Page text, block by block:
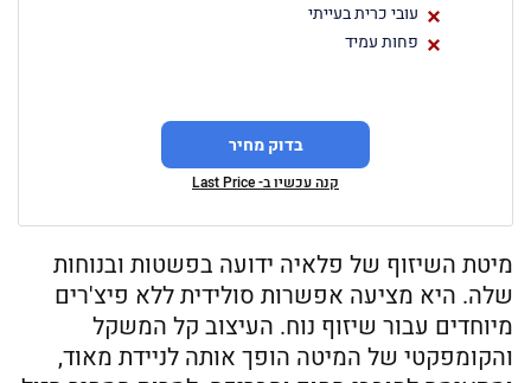
עובי כרית בעייתי
פחות עמיד
בדוק מחיר
קנה עכשיו ב- Last Price
מיטת השיזוף של פלאיה ידועה בפשטות ובנוחות
שלה. היא מציעה אפשרות סולידית ללא פיצ'רים
מיוחדים עבור שיזוף נוח. העיצוב קל המשקל
והקומפקטי של המיטה הופך אותה לניידת מאוד,